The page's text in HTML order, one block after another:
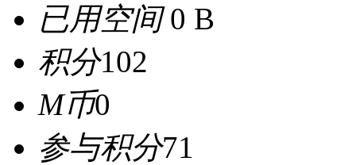
已用空间0 B
积分102
M币0
参与积分71